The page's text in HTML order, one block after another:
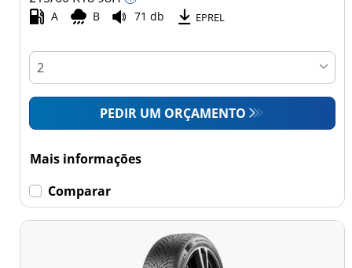
Comercial (0)
Esvaziamento limitado
Runflat (0)
Sem esvaziamento
opções
A B 71 db EPREL
PEDIR UM ORÇAMENTO
Mais informações
Comparar